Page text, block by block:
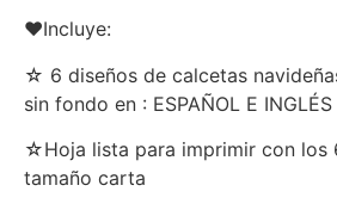
♥Incluye:
☆ 6 diseños de calcetas
sin fondo en : ESPAÑOL E INGLÉS
☆Hoja lista para imprimir con los
tamaño carta